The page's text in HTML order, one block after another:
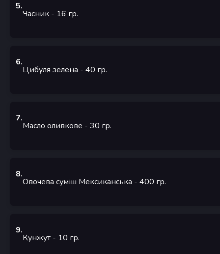
5.
Часник - 16 гр.
6.
Цибуля зелена - 40 гр.
7.
Масло оливкове - 30 гр.
8.
Овочева суміш Мексиканська - 400 гр.
9.
Кунжут - 10 гр.